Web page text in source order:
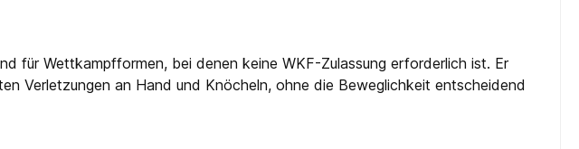
für Wettkampfformen, bei denen keine WKF-Zulassung erforderlich ist. Er
Verletzungen an Hand und Knöcheln, ohne die Beweglichkeit entscheidend